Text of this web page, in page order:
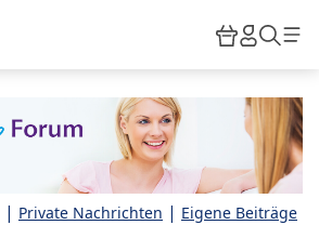
HiPP
| Private Nachrichten | Eigene Beiträge